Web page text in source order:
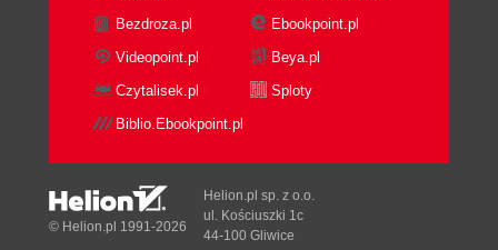
Bezdroza.pl
Ebookpoint.pl
Videopoint.pl
Beya.pl
Czytalisek.pl
Sploty
Biblio.Ebookpoint.pl
© Helion.pl 1991-2026
Helion.pl sp. z o.o.
ul. Kościuszki 1c
44-100 Gliwice